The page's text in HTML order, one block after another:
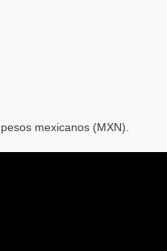
mexicanos (MXN).